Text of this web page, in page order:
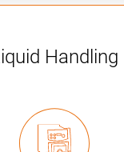
Handling